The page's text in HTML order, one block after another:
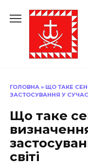
до
ГОЛОВНА » ЩО ТАКЕ
ЗАСТОСУВАННЯ У
Що таке
світі